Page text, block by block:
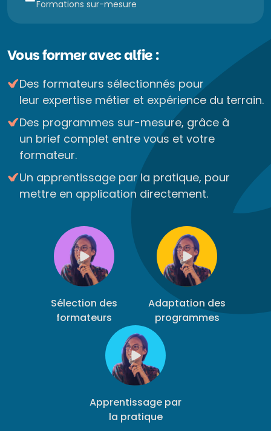
Formations sur-mesure
Vous former avec alfie :
Des formateurs sélectionnés pour
leur expertise métier et expérience du terrain.
Des programmes sur-mesure, grâce à
un brief complet entre vous et votre
formateur.
Un apprentissage par la pratique, pour
mettre en application directement.
Sélection des
formateurs
Adaptation des
programmes
Apprentissage par
la pratique